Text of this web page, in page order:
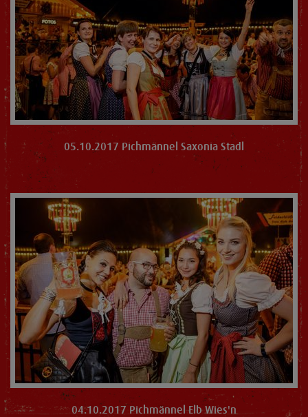
05.10.2017 Pichmännel Saxonia Stadl
04.10.2017 Pichmännel Elb Wies'n